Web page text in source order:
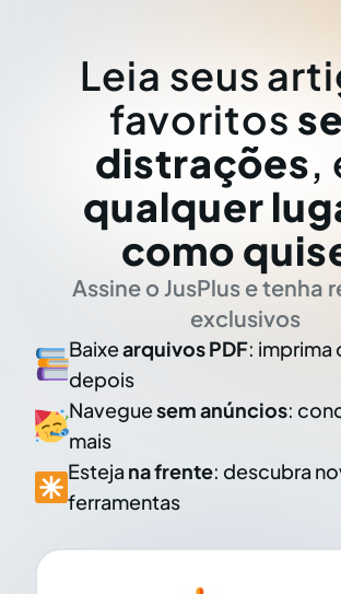
Leia seus
favoritos
distrações,
qualquer
como
Assine o JusPlus e tenha
exclusivos
Baixearquivos PDF: imprima
depois
Naveguesem anúncios:
mais
Esteja na frente: descubra
ferramentas